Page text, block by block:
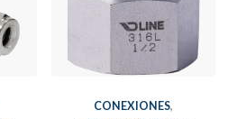
CONEXIONES,